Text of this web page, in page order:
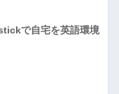
で自宅を英語環境